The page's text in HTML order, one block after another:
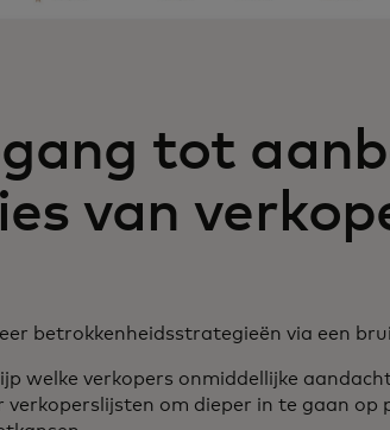
tot
van
betrokkenheidsstrategieën via een
welke verkopers onmiddellijke
verkoperslijsten om dieper in te gaan op